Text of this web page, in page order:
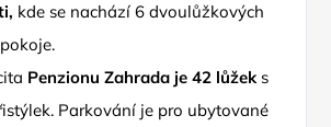
, kde se nachází 6 dvoulůžkových
Penzionu Zahrada je 42 lůžeks
Parkování je pro ubytované